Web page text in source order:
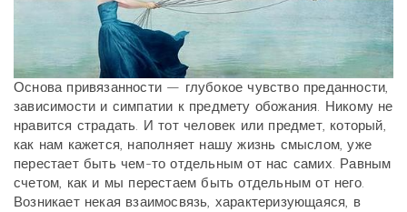
Основа привязанности — глубокое чувство преданности,
зависимости и симпатии к предмету обожания. Никому не
нравится страдать. И тот человек или предмет, который,
как нам кажется, наполняет нашу жизнь смыслом, уже
перестает быть чем-то отдельным от нас самих. Равным
счетом, как и мы перестаем быть отдельным от него.
Возникает некая взаимосвязь, характеризующаяся, в